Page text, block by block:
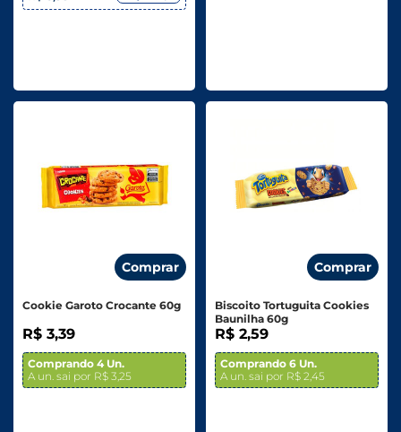
Comprar
Cookie Garoto Crocante 60g
R$ 3,39
Comprando 4 Un.
A un. sai por R$ 3,25
Comprar
Biscoito Tortuguita Cookies
Baunilha 60g
R$ 2,59
Comprando 6 Un.
A un. sai por R$ 2,45